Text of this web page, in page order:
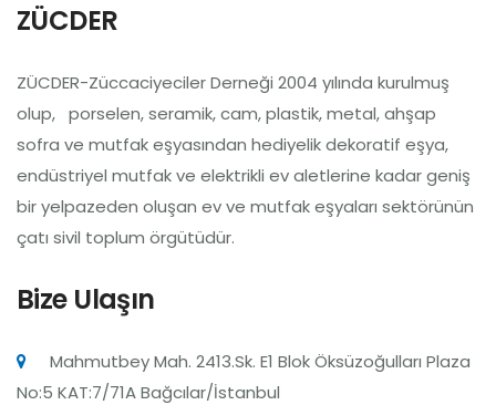
ZÜCDER
ZÜCDER-Züccaciyeciler Derneği 2004 yılında kurulmuş
olup, porselen, seramik, cam, plastik, metal, ahşap
sofra ve mutfak eşyasından hediyelik dekoratif eşya,
endüstriyel mutfak ve elektrikli ev aletlerine kadar geniş
bir yelpazeden oluşan ev ve mutfak eşyaları sektörünün
çatı sivil toplum örgütüdür.
Bize Ulaşın
Mahmutbey Mah. 2413.Sk. E1 Blok Öksüzoğulları Plaza
No:5 KAT:7/71A Bağcılar/İstanbul